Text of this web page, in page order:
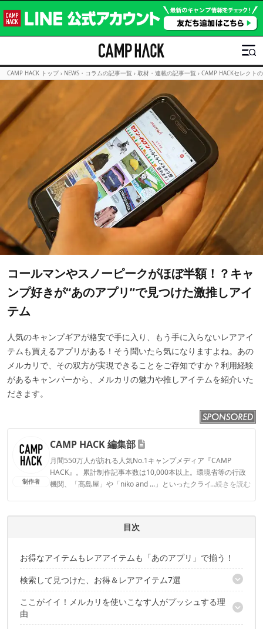
CAMP HACK トップ › NEWS・コラムの記事一覧 › 取材・連載の記事一覧 › CAMP HACKセレクト
コールマンやスノーピークがほぼ半額！？キャ
ンプ好きが“あのアプリ”で見つけた激推しアイ
テム
人気のキャンプギアが格安で手に入り、もう手に入らないレアアイ
テムも買えるアプリがある！そう聞いたら気になりますよね。あの
メルカリで、その双方が実現できることをご存知ですか？利用経験
があるキャンパーから、メルカリの魅力や推しアイテムを紹介いた
だきます。
制作者
CAMP HACK 編集部
月間550万人が訪れる人気No.1キャンプメディア『CAMP
HACK』。累計制作記事本数は10,000本以上。環境省等の行政
機関、「髙島屋」や「niko and ...」といったクライアントとの
...続きを読む
CAMP HACK 編集部のプロフィール
目次
お得なアイテムもレアアイテムも「あのアプリ」で揃う！
検索して見つけた、お得＆レアアイテム7選
ギアにこだわるキャンパーが見つけた注目アイテム
ここがイイ！メルカリを使いこなす人がプッシュする理
由